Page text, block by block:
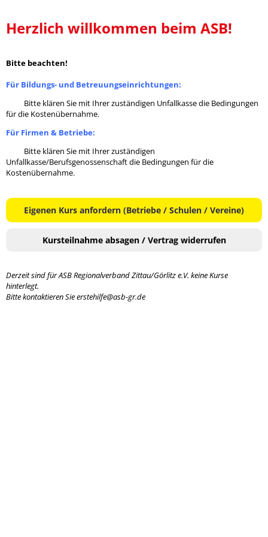
Herzlich willkommen beim ASB!
Bitte beachten!
Für Bildungs- und Betreuungseinrichtungen:
Bitte klären Sie mit Ihrer zuständigen Unfallkasse die Bedingungen
für die Kostenübernahme.
Für Firmen & Betriebe:
Bitte klären Sie mit Ihrer zuständigen
Unfallkasse/Berufsgenossenschaft die Bedingungen für die
Kostenübernahme.
Eigenen Kurs anfordern (Betriebe / Schulen / Vereine)
Kursteilnahme absagen / Vertrag widerrufen
Derzeit sind für ASB Regionalverband Zittau/Görlitz e.V. keine Kurse
hinterlegt.
Bitte kontaktieren Sie erstehilfe@asb-gr.de